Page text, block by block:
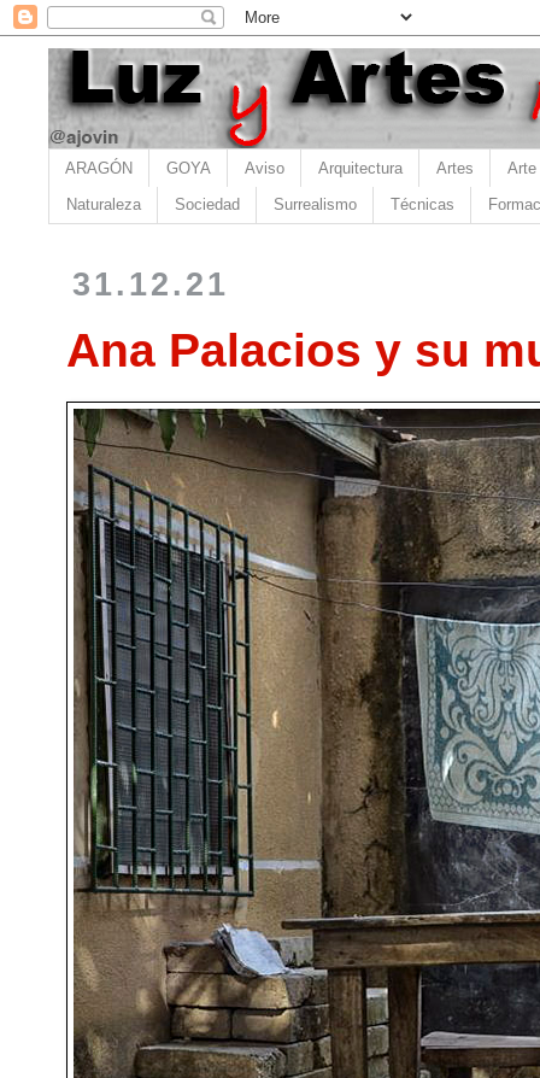
ARAGÓN GOYA Aviso Arquitectura Artes Arte
Naturaleza Sociedad Surrealismo Técnicas
31.12.21
Ana Palacios y su